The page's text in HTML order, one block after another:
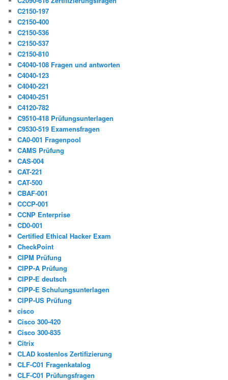
C2150-197
C2150-400
C2150-536
C2150-537
C2150-810
C4040-108 Fragen und antworten
C4040-123
C4040-221
C4040-251
C4120-782
C9510-418 Prüfungsunterlagen
C9530-519 Examensfragen
CA0-001 Fragenpool
CAMS Prüfung
CAS-004
CAT-221
CAT-500
CBAF-001
CCCP-001
CCNP Enterprise
CD0-001
Certified Ethical Hacker Exam
CheckPoint
CIPM Prüfung
CIPP-A Prüfung
CIPP-E deutsch
CIPP-E Schulungsunterlagen
CIPP-US Prüfung
cisco
Cisco 300-420
Cisco 300-835
Citrix
CLAD kostenlos Zertifizierung
CLF-C01 Fragenkatalog
CLF-C01 Prüfungsfragen